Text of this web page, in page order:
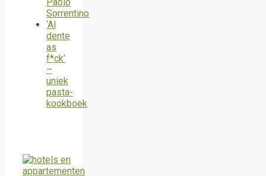
Sorrentino
‘Al
dente
as
f*ck’
–
uniek
pasta-
kookboek